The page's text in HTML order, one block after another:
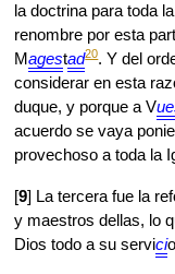
la doctrina para toda
renombre por esta
Magestad20. Y del
considerar en esta
duque, y porque a V
acuerdo se vaya
provechoso a toda la
[9] La tercera fue la
y maestros dellas, lo
Dios todo a su servici